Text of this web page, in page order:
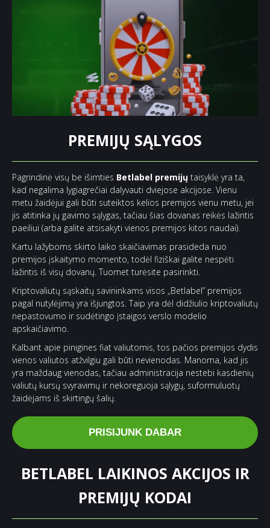
PREMIJŲ SĄLYGOS
Pagrindinė visų be išimties Betlabel premijų taisyklė yra ta,
kad negalima lygiagrečiai dalyvauti dviejose akcijose. Vienu
metu žaidėjui gali būti suteiktos kelios premijos vienu metu, jei
jis atitinka jų gavimo sąlygas, tačiau šias dovanas reikės lažintis
paeiliui (arba galite atsisakyti vienos premijos kitos naudai).
Kartu lažyboms skirto laiko skaičiavimas prasideda nuo
premijos įskaitymo momento, todėl fiziškai galite nespėti
lažintis iš visų dovanų. Tuomet turėsite pasirinkti.
Kriptovaliutų sąskaitų savininkams visos „Betlabel” premijos
pagal nutylėjimą yra išjungtos. Taip yra dėl didžiulio kriptovaliutų
nepastovumo ir sudėtingo įstaigos verslo modelio
apskaičiavimo.
Kalbant apie pinigines fiat valiutomis, tos pačios premijos dydis
vienos valiutos atžvilgiu gali būti nevienodas. Manoma, kad jis
yra maždaug vienodas, tačiau administracija nestebi kasdienių
valiutų kursų svyravimų ir nekoreguoja sąlygų, suformuluotų
žaidėjams iš skirtingų šalių.
PRISIJUNK DABAR
BETLABEL LAIKINOS AKCIJOS IR
PREMIJŲ KODAI